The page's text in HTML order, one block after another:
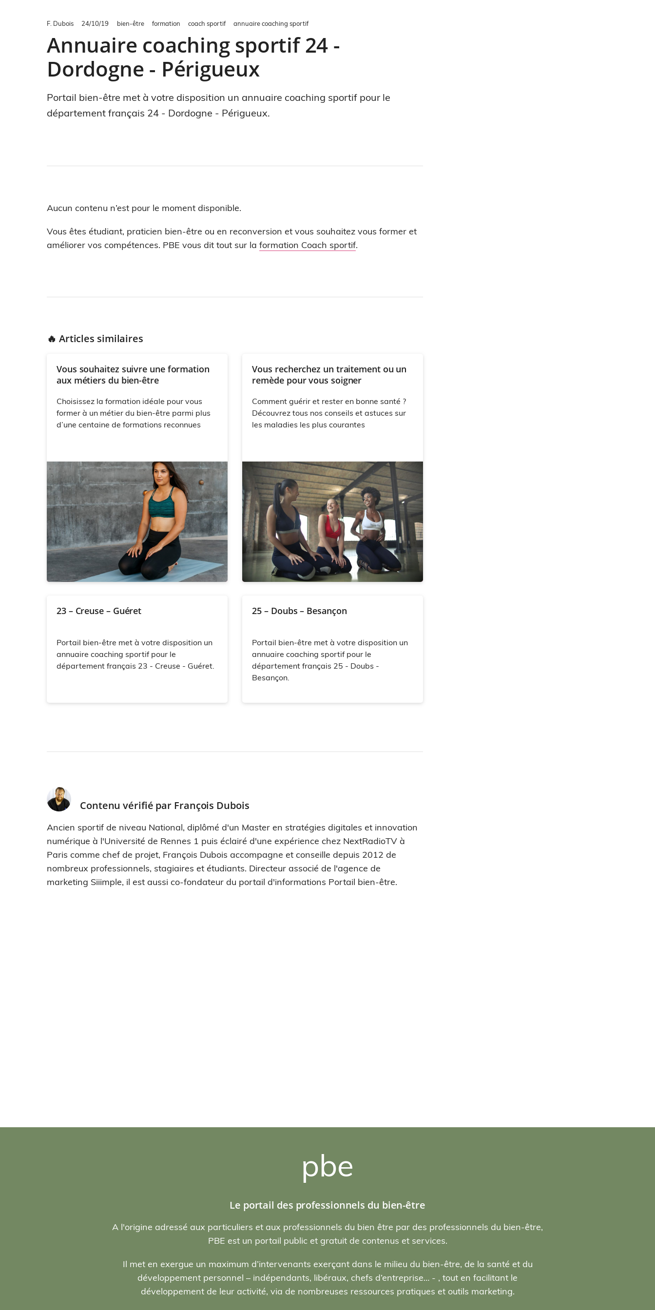
F. Dubois 24/10/19 bien-être formation coach sportif annuaire coaching sportif
Annuaire coaching sportif 24 -
Dordogne - Périgueux
Portail bien-être met à votre disposition un annuaire coaching sportif pour le
département français 24 - Dordogne - Périgueux.
Aucun contenu n’est pour le moment disponible.
Vous êtes étudiant, praticien bien-être ou en reconversion et vous souhaitez vous former et
améliorer vos compétences. PBE vous dit tout sur la formation Coach sportif.
🔥 Articles similaires
Vous souhaitez suivre une formation
aux métiers du bien-être
Choisissez la formation idéale pour vous
former à un métier du bien-être parmi plus
d’une centaine de formations reconnues
Vous recherchez un traitement ou un
remède pour vous soigner
Comment guérir et rester en bonne santé ?
Découvrez tous nos conseils et astuces sur
les maladies les plus courantes
23 – Creuse – Guéret
Portail bien-être met à votre disposition un
annuaire coaching sportif pour le
département français 23 - Creuse - Guéret.
25 – Doubs – Besançon
Portail bien-être met à votre disposition un
annuaire coaching sportif pour le
département français 25 - Doubs -
Besançon.
Contenu vérifié par François Dubois
Ancien sportif de niveau National, diplômé d'un Master en stratégies digitales et innovation
numérique à l'Université de Rennes 1 puis éclairé d'une expérience chez NextRadioTV à
Paris comme chef de projet, François Dubois accompagne et conseille depuis 2012 de
nombreux professionnels, stagiaires et étudiants. Directeur associé de l'agence de
marketing Siiimple, il est aussi co-fondateur du portail d'informations Portail bien-être.
pbe
Le portail des professionnels du bien-être
A l'origine adressé aux particuliers et aux professionnels du bien être par des professionnels du bien-être,
PBE est un portail public et gratuit de contenus et services.
Il met en exergue un maximum d’intervenants exerçant dans le milieu du bien-être, de la santé et du
développement personnel – indépendants, libéraux, chefs d’entreprise… - , tout en facilitant le
développement de leur activité, via de nombreuses ressources pratiques et outils marketing.